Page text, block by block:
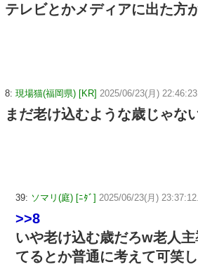
テレビとかメディアに出た方
8: 現場猫(福岡県) [KR] 2025/06/23(月)
まだ老け込むような歳じゃな
39: ソマリ(庭) [ﾆﾀﾞ] 2025/06/23(月)
>>8
いや老け込む歳だろw老人
てるとか普通に考えて可笑